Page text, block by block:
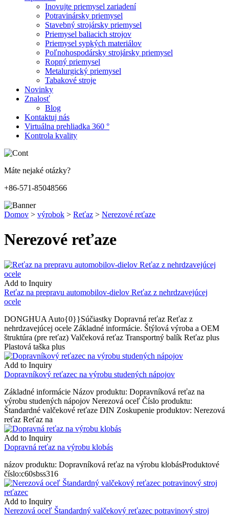
Inovujte priemysel zariadení
Potravinársky priemysel
Stavebný strojársky priemysel
Priemysel baliacich strojov
Priemysel sypkých materiálov
Poľnohospodársky strojársky priemysel
Ropný priemysel
Metalurgický priemysel
Tabakové stroje
Novinky
Znalosť
Blog
Kontaktuj nás
Virtuálna prehliadka 360 °
Kontrola kvality
Máte nejaké otázky?
+86-571-85048566
Domov > výrobok > Reťaz > Nerezové reťaze
Nerezové reťaze
Add to Inquiry
Reťaz na prepravu automobilov-dielov Reťaz z nehrdzavejúcej
ocele
DONGHUA Auto{0}}Súčiastky Dopravná reťaz Reťaz z
nehrdzavejúcej ocele Základné informácie. Štýlová výroba a OEM
štruktúra (pre reťaz) Valčeková reťaz Transportný balík Reťaz plus
Plastová taška plus
Add to Inquiry
Dopravníkový reťazec na výrobu studených nápojov
Základné informácie Názov produktu: Dopravníková reťaz na
výrobu studených nápojov Nerezová oceľ Číslo produktu:
Štandardné valčekové reťaze DIN Zoskupenie produktov: Nerezová
reťaz Reťaz na
Add to Inquiry
Dopravná reťaz na výrobu klobás
názov produktu: Dopravníková reťaz na výrobu klobásProduktové
číslo:c60sbss316
Add to Inquiry
Nerezová oceľ Štandardný valčekový reťazec potravinový stroj